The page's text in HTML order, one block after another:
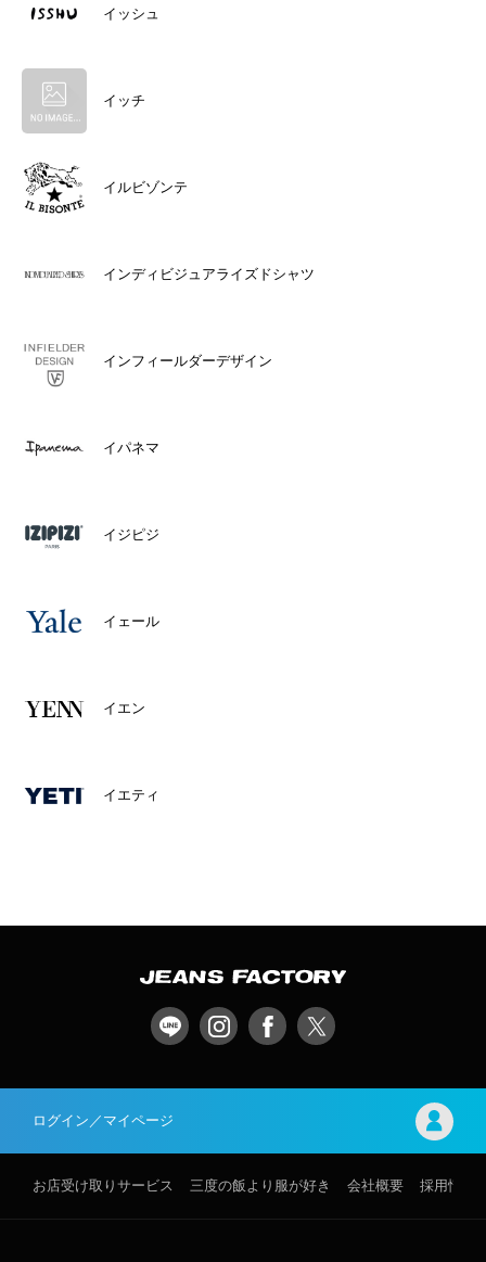
イッシュ
イッチ
イルビゾンテ
インディビジュアライズドシャツ
インフィールダーデザイン
イパネマ
イジピジ
イェール
イエン
イエティ
ログイン／マイページ
お店受け取りサービス 三度の飯より服が好き 会社概要 採用情報